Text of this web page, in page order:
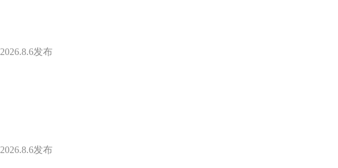
2026.8.6发布
2026.8.6发布